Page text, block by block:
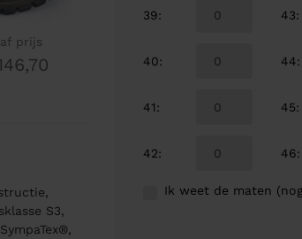
prijs
S3,
39:
40:
41:
42:
43:
44:
45:
46:
Ik weet de maten